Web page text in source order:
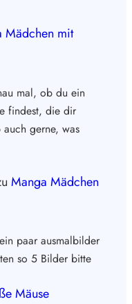
Mädchen mit
mal, ob du ein
findest, die dir
gerne, was
Manga Mädchen
paar ausmalbilder
so 5 Bilder bitte
Mäuse